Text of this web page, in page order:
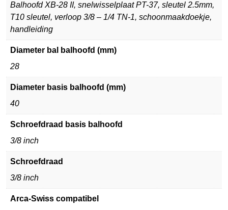
Balhoofd XB-28 II, snelwisselplaat PT-37, sleutel 2.5mm,
T10 sleutel, verloop 3/8 – 1/4 TN-1, schoonmaakdoekje,
handleiding
Diameter bal balhoofd (mm)
28
Diameter basis balhoofd (mm)
40
Schroefdraad basis balhoofd
3/8 inch
Schroefdraad
3/8 inch
Arca-Swiss compatibel